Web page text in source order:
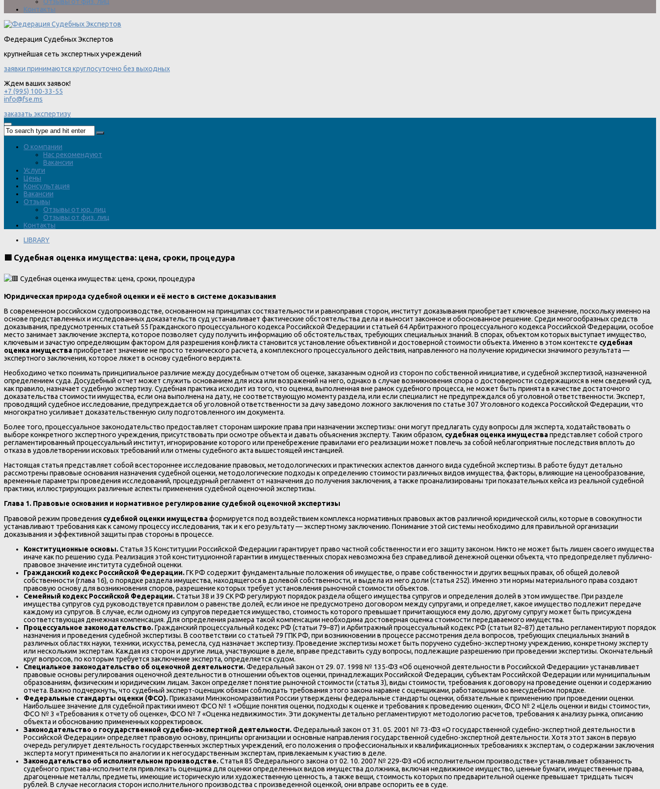
Отзывы от физ. лиц
Контакты
Федерация Судебных Экспертов
крупнейшая сеть экспертных учреждений
заявки принимаются круглосуточно без выходных
Ждем ваших заявок!
+7 (995) 100-33-55
info@fse.ms
заказать экспертизу
О компании
Нас рекомендуют
Вакансии
Услуги
Цены
Консультация
Вакансии
Отзывы
Отзывы от юр. лиц
Отзывы от физ. лиц
Контакты
LIBRARY
🟥 Судебная оценка имущества: цена, сроки, процедура
Юридическая природа судебной оценки и её место в системе доказывания
В современном российском судопроизводстве, основанном на принципах состязательности и равноправия сторон, институт доказывания приобретает ключевое значение, поскольку именно на
основе представленных и исследованных доказательств суд устанавливает фактические обстоятельства дела и выносит законное и обоснованное решение. Среди многообразных средств
доказывания, предусмотренных статьей 55 Гражданского процессуального кодекса Российской Федерации и статьей 64 Арбитражного процессуального кодекса Российской Федерации, особое
место занимает заключение эксперта, которое позволяет суду получить информацию об обстоятельствах, требующих специальных знаний. В спорах, объектом которых выступает имущество,
ключевым и зачастую определяющим фактором для разрешения конфликта становится установление объективной и достоверной стоимости объекта. Именно в этом контексте судебная
оценка имуществаприобретает значение не просто технического расчета, а комплексного процессуального действия, направленного на получение юридически значимого результата —
экспертного заключения, которое ляжет в основу судебного вердикта.
Необходимо четко понимать принципиальное различие между досудебным отчетом об оценке, заказанным одной из сторон по собственной инициативе, и судебной экспертизой, назначенной
определением суда. Досудебный отчет может служить основанием для иска или возражений на него, однако в случае возникновения спора о достоверности содержащихся в нем сведений суд,
как правило, назначает судебную экспертизу. Судебная практика исходит из того, что оценка, выполненная вне рамок судебного процесса, не может быть принята в качестве достаточного
доказательства стоимости имущества, если она выполнена на дату, не соответствующую моменту раздела, или если специалист не предупреждался об уголовной ответственности. Эксперт,
проводящий судебное исследование, предупреждается об уголовной ответственности за дачу заведомо ложного заключения по статье 307 Уголовного кодекса Российской Федерации, что
многократно усиливает доказательственную силу подготовленного им документа.
Более того, процессуальное законодательство предоставляет сторонам широкие права при назначении экспертизы: они могут предлагать суду вопросы для эксперта, ходатайствовать о
выборе конкретного экспертного учреждения, присутствовать при осмотре объекта и давать объяснения эксперту. Таким образом, судебная оценка имуществапредставляет собой строго
регламентированный процессуальный институт, игнорирование которого или пренебрежение правилами его реализации может повлечь за собой неблагоприятные последствия вплоть до
отказа в удовлетворении исковых требований или отмены судебного акта вышестоящей инстанцией.
Настоящая статья представляет собой всестороннее исследование правовых, методологических и практических аспектов данного вида судебной экспертизы. В работе будут детально
рассмотрены правовые основания назначения судебной оценки, методологические подходы к определению стоимости различных видов имущества, факторы, влияющие на ценообразование,
временные параметры проведения исследований, процедурный регламент от назначения до получения заключения, а также проанализированы три показательных кейса из реальной судебной
практики, иллюстрирующих различные аспекты применения судебной оценочной экспертизы.
Глава 1. Правовые основания и нормативное регулирование судебной оценочной экспертизы
Правовой режим проведения судебной оценки имуществаформируется под воздействием комплекса нормативных правовых актов различной юридической силы, которые в совокупности
устанавливают требования как к самому процессу исследования, так и к его результату — экспертному заключению. Понимание этой системы необходимо для правильной организации
доказывания и эффективной защиты прав стороны в процессе.
Конституционные основы.Статья 35 Конституции Российской Федерации гарантирует право частной собственности и его защиту законом. Никто не может быть лишен своего имущества
иначе как по решению суда. Реализация этой конституционной гарантии в имущественных спорах невозможна без справедливой денежной оценки объекта, что предопределяет публично-
правовое значение института судебной оценки.
Гражданский кодекс Российской Федерации.ГК РФ содержит фундаментальные положения об имуществе, о праве собственности и других вещных правах, об общей долевой
собственности (глава 16), о порядке раздела имущества, находящегося в долевой собственности, и выдела из него доли (статья 252). Именно эти нормы материального права создают
правовую основу для возникновения споров, разрешение которых требует установления рыночной стоимости объектов.
Семейный кодекс Российской Федерации.Статьи 38 и 39 СК РФ регулируют порядок раздела общего имущества супругов и определения долей в этом имуществе. При разделе
имущества супругов суд руководствуется правилом о равенстве долей, если иное не предусмотрено договором между супругами, и определяет, какое имущество подлежит передаче
каждому из супругов. В случае, если одному из супругов передается имущество, стоимость которого превышает причитающуюся ему долю, другому супругу может быть присуждена
соответствующая денежная компенсация. Для определения размера такой компенсации необходима достоверная оценка стоимости передаваемого имущества.
Процессуальное законодательство.Гражданский процессуальный кодекс РФ (статьи 79–87) и Арбитражный процессуальный кодекс РФ (статьи 82–87) детально регламентируют порядок
назначения и проведения судебной экспертизы. В соответствии со статьей 79 ГПК РФ, при возникновении в процессе рассмотрения дела вопросов, требующих специальных знаний в
различных областях науки, техники, искусства, ремесла, суд назначает экспертизу. Проведение экспертизы может быть поручено судебно-экспертному учреждению, конкретному эксперту
или нескольким экспертам. Каждая из сторон и другие лица, участвующие в деле, вправе представить суду вопросы, подлежащие разрешению при проведении экспертизы. Окончательный
круг вопросов, по которым требуется заключение эксперта, определяется судом.
Специальное законодательство об оценочной деятельности.Федеральный закон от 29. 07. 1998 № 135-ФЗ «Об оценочной деятельности в Российской Федерации» устанавливает
правовые основы регулирования оценочной деятельности в отношении объектов оценки, принадлежащих Российской Федерации, субъектам Российской Федерации или муниципальным
образованиям, физическим и юридическим лицам. Закон определяет понятие рыночной стоимости (статья 3), виды стоимости, требования к договору на проведение оценки и содержанию
отчета. Важно подчеркнуть, что судебный эксперт-оценщик обязан соблюдать требования этого закона наравне с оценщиками, работающими во внесудебном порядке.
Федеральные стандарты оценки (ФСО).Приказами Минэкономразвития России утверждены федеральные стандарты оценки, обязательные к применению при проведении оценки.
Наибольшее значение для судебной практики имеют ФСО № 1 «Общие понятия оценки, подходы к оценке и требования к проведению оценки», ФСО № 2 «Цель оценки и виды стоимости»,
ФСО № 3 «Требования к отчету об оценке», ФСО № 7 «Оценка недвижимости». Эти документы детально регламентируют методологию расчетов, требования к анализу рынка, описанию
объекта и обоснованию примененных корректировок.
Законодательство о государственной судебно-экспертной деятельности.Федеральный закон от 31. 05. 2001 № 73-ФЗ «О государственной судебно-экспертной деятельности в
Российской Федерации» определяет правовую основу, принципы организации и основные направления государственной судебно-экспертной деятельности. Хотя этот закон в первую
очередь регулирует деятельность государственных экспертных учреждений, его положения о профессиональных и квалификационных требованиях к экспертам, о содержании заключения
эксперта могут применяться по аналогии и к негосударственным экспертам, привлекаемым к участию в деле.
Законодательство об исполнительном производстве.Статья 85 Федерального закона от 02. 10. 2007 № 229-ФЗ «Об исполнительном производстве» устанавливает обязанность
судебного пристава-исполнителя привлекать оценщика для оценки определенных видов имущества должника, включая недвижимое имущество, ценные бумаги, имущественные права,
драгоценные металлы, предметы, имеющие историческую или художественную ценность, а также вещи, стоимость которых по предварительной оценке превышает тридцать тысяч
рублей. В случае несогласия сторон исполнительного производства с произведенной оценкой, они вправе оспорить ее в суде.